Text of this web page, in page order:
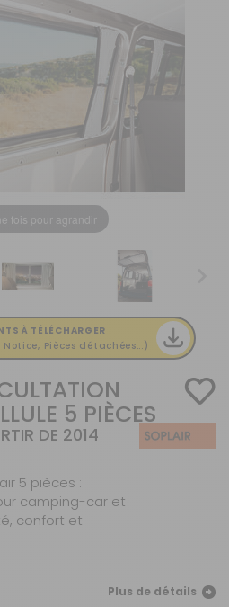
fois pour agrandir
À TÉLÉCHARGER
Pièces détachées...)
5 PIÈCES
DE 2014
5 pièces :
camping-car et
confort et
Plus de détails